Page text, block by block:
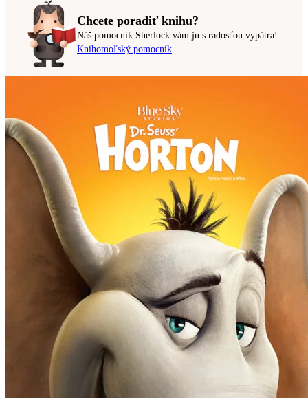
Chcete poradiť knihu?
Náš pomocník Sherlock vám ju s radosťou vypátra!
Knihomoľský pomocník